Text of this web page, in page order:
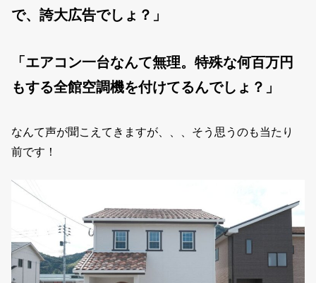
で、誇大広告でしょ？」
「エアコン一台なんて無理。特殊な何百万円
もする全館空調機を付けてるんでしょ？」
なんて声が聞こえてきますが、、、そう思うのも当たり
前です！